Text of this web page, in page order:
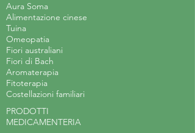
Aura Soma
Alimentazione cinese
Tuina
Omeopatia
Fiori australiani
Fiori di Bach
Aromaterapia
Fitoterapia
Costellazioni familiari
PRODOTTI
MEDICAMENTERIA